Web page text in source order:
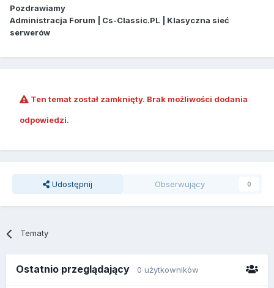
Pozdrawiamy
Administracja Forum | Cs-Classic.PL | Klasyczna sieć
serwerów
Ten temat został zamknięty. Brak możliwości dodania
odpowiedzi.
Udostępnij Obserwujący 0
Tematy
Ostatnio przeglądający 0 użytkowników